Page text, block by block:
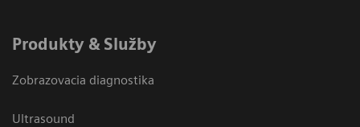
Produkty & Služby
Zobrazovacia diagnostika
Ultrasound